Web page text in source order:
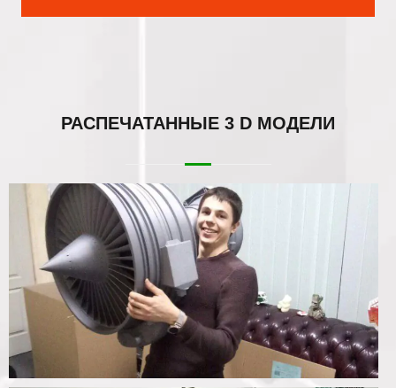
РАСПЕЧАТАННЫЕ 3 D МОДЕЛИ